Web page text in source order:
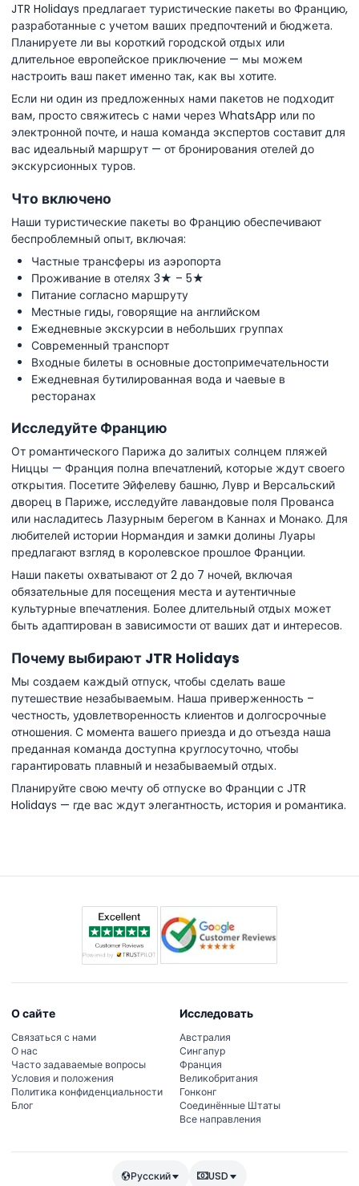
JTR Holidays предлагает туристические пакеты во Францию,
разработанные с учетом ваших предпочтений и бюджета.
Планируете ли вы короткий городской отдых или
длительное европейское приключение — мы можем
настроить ваш пакет именно так, как вы хотите.
Если ни один из предложенных нами пакетов не подходит
вам, просто свяжитесь с нами через WhatsApp или по
электронной почте, и наша команда экспертов составит для
вас идеальный маршрут — от бронирования отелей до
экскурсионных туров.
Что включено
Наши туристические пакеты во Францию обеспечивают
беспроблемный опыт, включая:
Частные трансферы из аэропорта
Проживание в отелях 3★ – 5★
Питание согласно маршруту
Местные гиды, говорящие на английском
Ежедневные экскурсии в небольших группах
Современный транспорт
Входные билеты в основные достопримечательности
Ежедневная бутилированная вода и чаевые в
ресторанах
Исследуйте Францию
От романтического Парижа до залитых солнцем пляжей
Ниццы — Франция полна впечатлений, которые ждут своего
открытия. Посетите Эйфелеву башню, Лувр и Версальский
дворец в Париже, исследуйте лавандовые поля Прованса
или насладитесь Лазурным берегом в Каннах и Монако. Для
любителей истории Нормандия и замки долины Луары
предлагают взгляд в королевское прошлое Франции.
Наши пакеты охватывают от 2 до 7 ночей, включая
обязательные для посещения места и аутентичные
культурные впечатления. Более длительный отдых может
быть адаптирован в зависимости от ваших дат и интересов.
Почему выбирают JTR Holidays
Мы создаем каждый отпуск, чтобы сделать ваше
путешествие незабываемым. Наша приверженность –
честность, удовлетворенность клиентов и долгосрочные
отношения. С момента вашего приезда и до отъезда наша
преданная команда доступна круглосуточно, чтобы
гарантировать плавный и незабываемый отдых.
Планируйте свою мечту об отпуске во Франции с JTR
Holidays — где вас ждут элегантность, история и романтика.
О сайте
Связаться с нами
О нас
Часто задаваемые вопросы
Условия и положения
Политика конфиденциальности
Блог
Исследовать
Австралия
Сингапур
Франция
Великобритания
Гонконг
Соединённые Штаты
Все направления
Русский USD